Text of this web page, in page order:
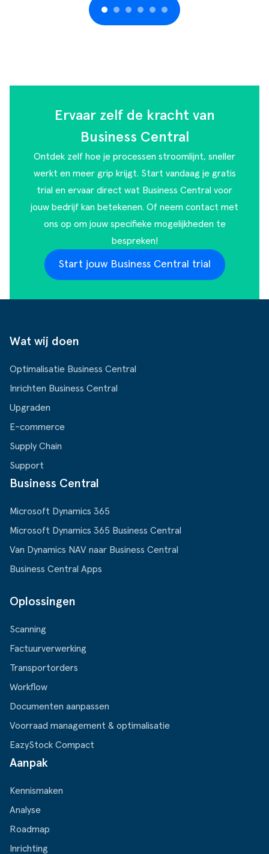
Ervaar zelf de kracht van
Business Central
Ontdek zelf hoe je processen stroomlijnt, sneller
werkt en meer grip krijgt. Start vandaag je gratis
trial en ervaar direct wat Business Central voor
jouw bedrijf kan betekenen. Of neem contact met
ons op om jouw specifieke mogelijkheden te
bespreken!
Start jouw Business Central trial
Wat wij doen
Optimalisatie Business Central
Inrichten Business Central
Upgraden
E-commerce
Supply Chain
Support
Business Central
Microsoft Dynamics 365
Microsoft Dynamics 365 Business Central
Van Dynamics NAV naar Business Central
Business Central Apps
Oplossingen
Scanning
Factuurverwerking
Transportorders
Workflow
Documenten aanpassen
Voorraad management & optimalisatie
EazyStock Compact
Aanpak
Kennismaken
Analyse
Roadmap
Inrichting